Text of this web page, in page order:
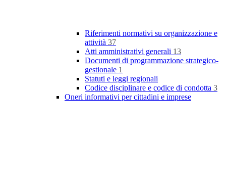
Riferimenti normativi su organizzazione e
attività 37
Atti amministrativi generali 13
Documenti di programmazione strategico-
gestionale 1
Statuti e leggi regionali
Codice disciplinare e codice di condotta 3
Oneri informativi per cittadini e imprese